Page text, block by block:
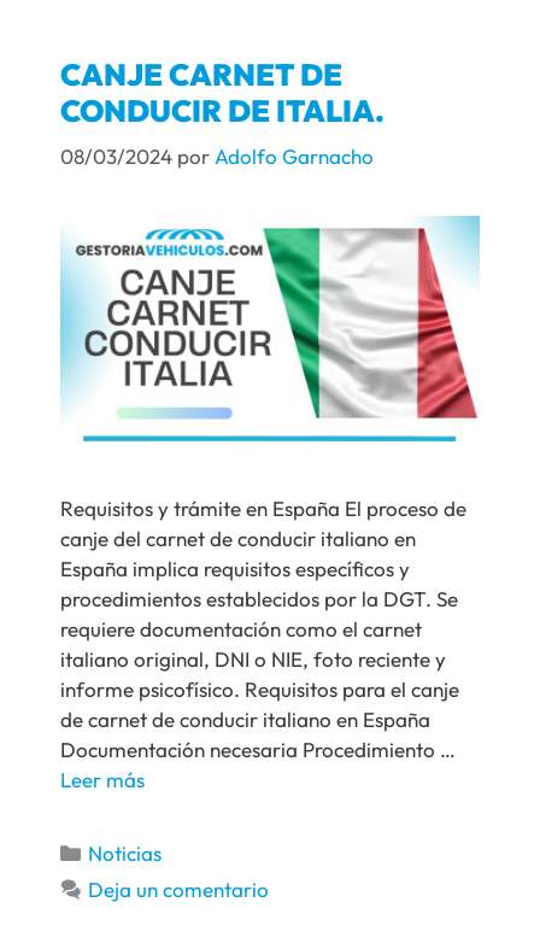
CANJE CARNET DE
CONDUCIR DE ITALIA.
08/03/2024 porAdolfo Garnacho
Requisitos y trámite en España El proceso de
canje del carnet de conducir italiano en
España implica requisitos específicos y
procedimientos establecidos por la DGT. Se
requiere documentación como el carnet
italiano original, DNI o NIE, foto reciente y
informe psicofísico. Requisitos para el canje
de carnet de conducir italiano en España
Documentación necesaria Procedimiento …
Leer más
Noticias
Deja un comentario